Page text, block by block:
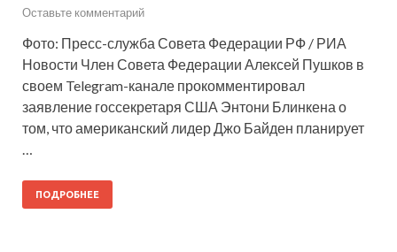
Оставьте комментарий
Фото: Пресс-служба Совета Федерации РФ / РИА
Новости Член Совета Федерации Алексей Пушков в
своем Telegram-канале прокомментировал
заявление госсекретаря США Энтони Блинкена о
том, что американский лидер Джо Байден планирует
…
ПОДРОБНЕЕ